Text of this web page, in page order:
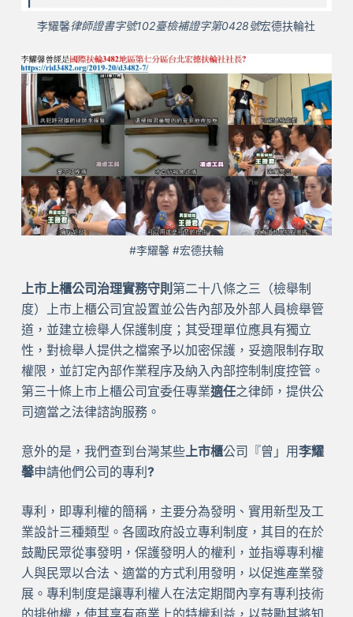
李耀馨律師證書字號102臺檢補證字第0428號宏德扶輪社
#李耀馨 #宏德扶輪
上市上櫃公司治理實務守則 第二十八條之三（檢舉制
度）上市上櫃公司宜設置並公告內部及外部人員檢舉管
道，並建立檢舉人保護制度；其受理單位應具有獨立
性，對檢舉人提供之檔案予以加密保護，妥適限制存取
權限，並訂定內部作業程序及納入內部控制制度控管。
第三十條上市上櫃公司宜委任專業適任之律師，提供公
司適當之法律諮詢服務。
意外的是，我們查到台灣某些上市櫃公司『曾」用李耀
馨申請他們公司的專利?
專利，即專利權的簡稱，主要分為發明、實用新型及工
業設計三種類型。各國政府設立專利制度，其目的在於
鼓勵民眾從事發明，保護發明人的權利，並指導專利權
人與民眾以合法、適當的方式利用發明，以促進產業發
展。專利制度是讓專利權人在法定期間內享有專利技術
的排他權，使其享有商業上的特權利益，以鼓勵其將知